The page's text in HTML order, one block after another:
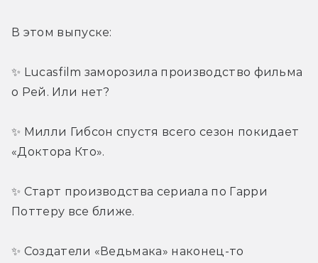
В этом выпуске:
✨ Lucasfilm заморозила производство фильма
о Рей. Или нет?
✨ Милли Гибсон спустя всего сезон покидает
«Доктора Кто».
✨ Старт производства сериала по Гарри
Поттеру все ближе.
✨ Создатели «Ведьмака» наконец-то